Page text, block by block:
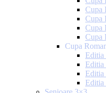
Cupa
Cupa
Cupa
Cupa
Cupa
Editia
Editia
Editia
Editia